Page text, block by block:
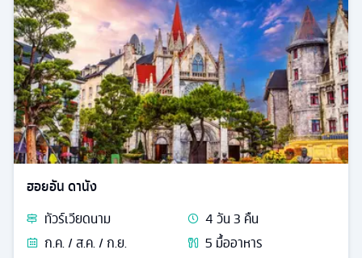
ฮอยอัน ดานัง
ทัวร์เวียดนาม 4วัน3 คืน
ก.ค. / ส.ค. / ก.ย.
5 มื้ออาหาร